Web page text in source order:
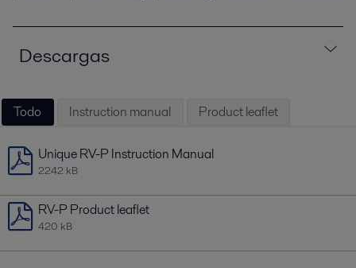
Descargas
Todo Instruction manual Product leaflet
Unique RV-P Instruction Manual
2242 kB
RV-P Product leaflet
420 kB